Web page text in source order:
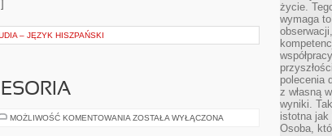
– JĘZYK HISZPAŃSKI
MOŻLIWOŚĆ KOMENTOWANIA EKO
ZOSTAŁA WYŁĄCZONA
życie.
wymaga
polecenia
z własną
wyniki.
istotna
Osoba,